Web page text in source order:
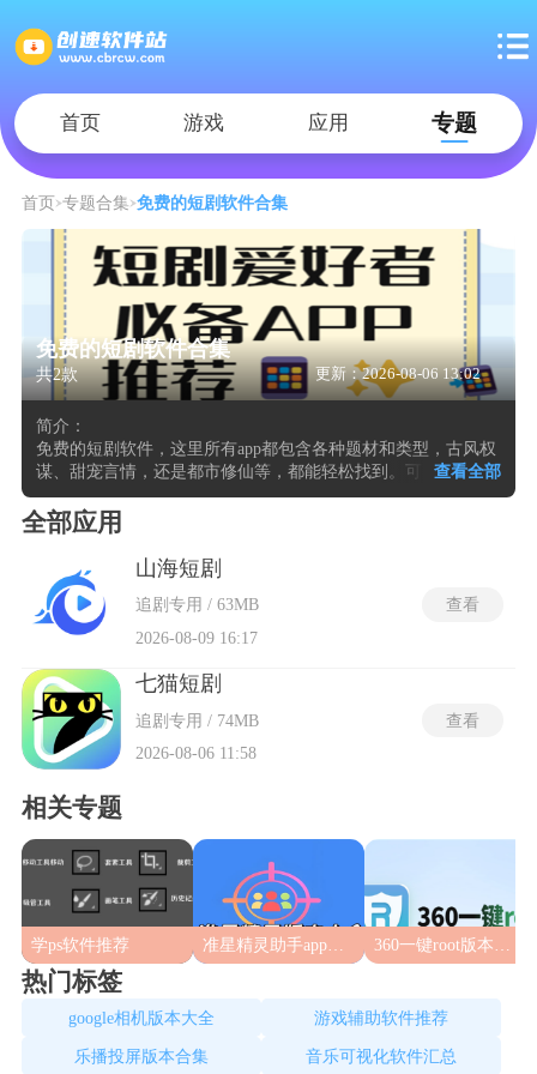
首页 游戏 应用 专题
首页 专题合集 免费的短剧软件合集
免费的短剧软件合集
共2款 更新：2026-08-06 13:02
简介：
免费的短剧软件，这里所有app都包含各种题材和类型，古风权
谋、甜宠言情，还是都市修仙等，都能轻松找到。可以通过搜
索或分类筛选快速定位到自己喜欢的短剧，同时平台提供高清
画质和流畅的播放体验，让观众享受更加舒适的观影感受。还
推出了签到赚金币、观看短剧赚金币等福利。多种类型的短
剧，操作简单，竖屏体验支持滑动切换和自动选集播放等功
能，为用户带来了流畅的观看体验。设有丰富的榜单，分类清
晰明了，能快速帮助找到精彩热门短剧。
查看全部
全部应用
山海短剧
追剧专用 / 63MB
2026-08-09 16:17
查看
七猫短剧
追剧专用 / 74MB
2026-08-06 11:58
查看
相关专题
学ps软件推荐
热门标签
google相机版本大全
游戏辅助软件推荐
乐播投屏版本合集
音乐可视化软件汇总